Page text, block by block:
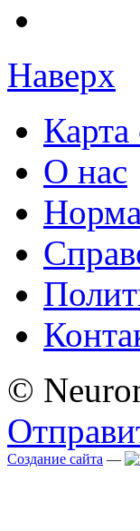
Наверх
Карта
О нас
©
Создание сайта —